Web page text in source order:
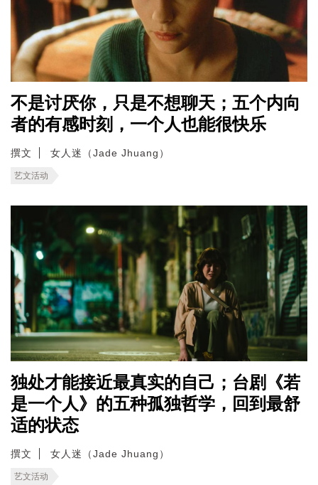
不是讨厌你，只是不想聊天；五个内向
者的有感时刻，一个人也能很快乐
撰文 女人迷（Jade Jhuang）
艺文活动
独处才能接近最真实的自己；台剧《若
是一个人》的五种孤独哲学，回到最舒
适的状态
撰文 女人迷（Jade Jhuang）
艺文活动